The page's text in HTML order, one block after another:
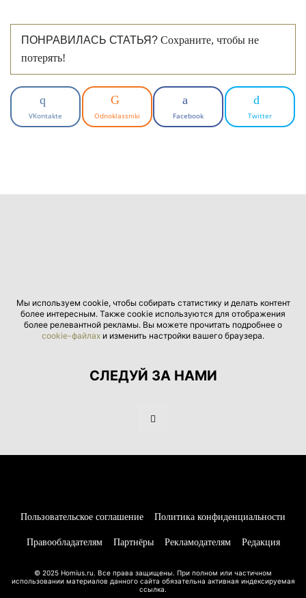
ПОНРАВИЛАСЬ СТАТЬЯ? Сохраните, чтобы не
потерять!
VKontakte Odnoklassniki Facebook Twitter
Мы используем cookie, чтобы собирать статистику и делать контент
более интересным. Также cookie используются для отображения
более релевантной рекламы. Вы можете прочитать подробнее о
cookie-файлах и изменить настройки вашего браузера.
СЛЕДУЙ ЗА НАМИ
Пользовательское соглашение Политика конфиденциальности
Правообладателям Партнёры Рекламодателям Редакция
© 2025 Homius.ru. Все права защищены. При полном или частичном
использовании материалов данного сайта обязательна активная индексируемая
ссылка.